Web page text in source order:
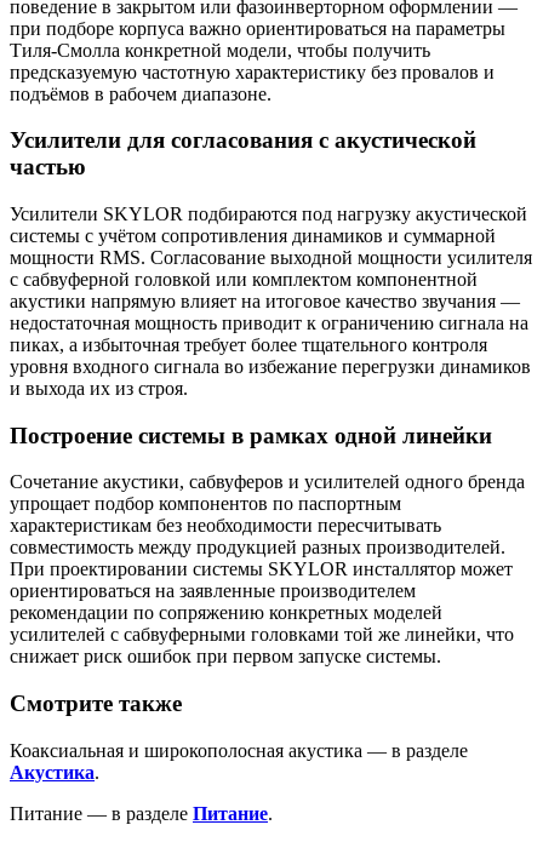
поведение в закрытом или фазоинверторном оформлении —
при подборе корпуса важно ориентироваться на параметры
Тиля-Смолла конкретной модели, чтобы получить
предсказуемую частотную характеристику без провалов и
подъёмов в рабочем диапазоне.
Усилители для согласования с акустической
частью
Усилители SKYLOR подбираются под нагрузку акустической
системы с учётом сопротивления динамиков и суммарной
мощности RMS. Согласование выходной мощности усилителя
с сабвуферной головкой или комплектом компонентной
акустики напрямую влияет на итоговое качество звучания —
недостаточная мощность приводит к ограничению сигнала на
пиках, а избыточная требует более тщательного контроля
уровня входного сигнала во избежание перегрузки динамиков
и выхода их из строя.
Построение системы в рамках одной линейки
Сочетание акустики, сабвуферов и усилителей одного бренда
упрощает подбор компонентов по паспортным
характеристикам без необходимости пересчитывать
совместимость между продукцией разных производителей.
При проектировании системы SKYLOR инсталлятор может
ориентироваться на заявленные производителем
рекомендации по сопряжению конкретных моделей
усилителей с сабвуферными головками той же линейки, что
снижает риск ошибок при первом запуске системы.
Смотрите также
Коаксиальная и широкополосная акустика — в разделе
Акустика.
Питание — в разделе Питание.